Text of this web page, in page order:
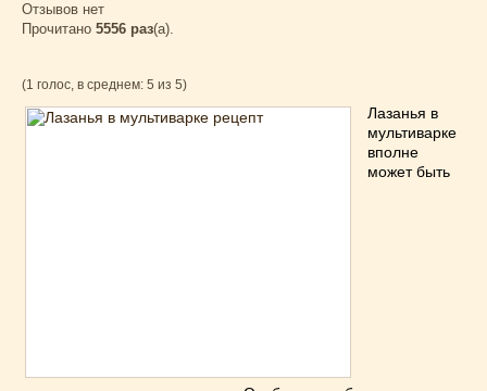
Отзывов нет
Прочитано 5556 раз(a).
(1 голос, в среднем: 5 из 5)
Лазанья в
мультиварке
вполне
может быть